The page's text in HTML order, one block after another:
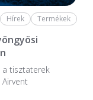
Hírek Termékek
a tiszta­terek